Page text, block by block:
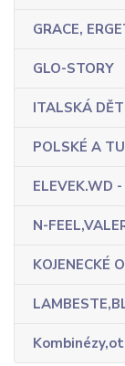
GRACE,
GLO-STORY
ITALSKÁ
POLSKÉ A
ELEVEK.WD
N-
KOJENECKÉ